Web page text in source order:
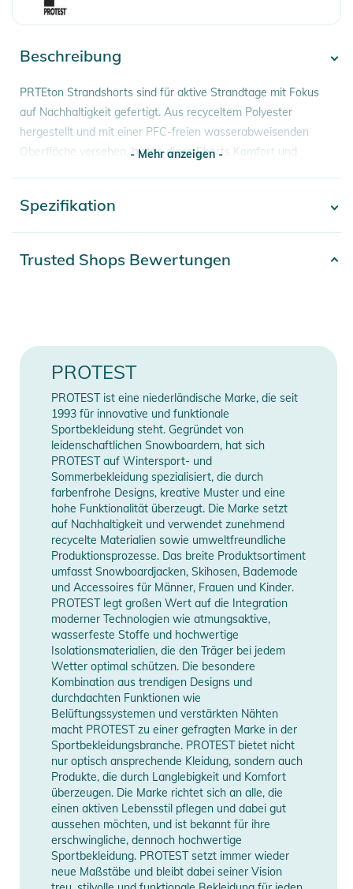
Beschreibung
PRTEton Strandshorts sind für aktive Strandtage mit Fokus
auf Nachhaltigkeit gefertigt. Aus recyceltem Polyester
hergestellt und mit einer PFC-freien wasserabweisenden
Oberfläche versehen, bieten diese Shorts Komfort und
endlose Sommerabenteuer.
- PVRE Green
- Regular fit
- 16 inch outseam
- Drawstring
- Elastic waistband
- Innerslip
- Lanyard
- Regular waist
- Von innen nach außen waschen 30°C
- Nicht bleichen
- Nicht im Trockner trocknen
- Nicht bügeln
- Nicht chemisch reinigen
- Nicht einweichen
- Separat waschen
- Von innen nach außen waschen
- Kein Weichspüler verwenden
Produktinformationen und
Sicherheitshinweise
Gebrauchsanweisungen, Sicherheitshinweise und Warnungen
finden Sie direkt am Produkt.
- Mehr anzeigen -
Spezifikation
Erscheinungsjahr 2025
Länge (Zoll) 16
Länge (cm) 41
Manufacturer
Information
Herstellerangaben
anzeigen
Trusted Shops Bewertungen
PROTEST
PROTEST ist eine niederländische Marke, die seit
1993 für innovative und funktionale
Sportbekleidung steht. Gegründet von
leidenschaftlichen Snowboardern, hat sich
PROTEST auf Wintersport- und
Sommerbekleidung spezialisiert, die durch
farbenfrohe Designs, kreative Muster und eine
hohe Funktionalität überzeugt. Die Marke setzt
auf Nachhaltigkeit und verwendet zunehmend
recycelte Materialien sowie umweltfreundliche
Produktionsprozesse. Das breite Produktsortiment
umfasst Snowboardjacken, Skihosen, Bademode
und Accessoires für Männer, Frauen und Kinder.
PROTEST legt großen Wert auf die Integration
moderner Technologien wie atmungsaktive,
wasserfeste Stoffe und hochwertige
Isolationsmaterialien, die den Träger bei jedem
Wetter optimal schützen. Die besondere
Kombination aus trendigen Designs und
durchdachten Funktionen wie
Belüftungssystemen und verstärkten Nähten
macht PROTEST zu einer gefragten Marke in der
Sportbekleidungsbranche. PROTEST bietet nicht
nur optisch ansprechende Kleidung, sondern auch
Produkte, die durch Langlebigkeit und Komfort
überzeugen. Die Marke richtet sich an alle, die
einen aktiven Lebensstil pflegen und dabei gut
aussehen möchten, und ist bekannt für ihre
erschwingliche, dennoch hochwertige
Sportbekleidung. PROTEST setzt immer wieder
neue Maßstäbe und bleibt dabei seiner Vision